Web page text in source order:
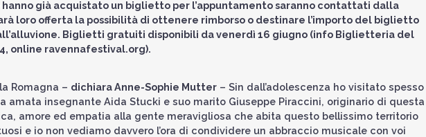
hanno già acquistato un biglietto per l’appuntamento saranno contattati dalla
loro offerta la possibilità di ottenere rimborso o destinare l’importo del biglietto
Biglietti gratuiti disponibili da venerdì 16 giugno (info Biglietteria del
online ravennafestival.org).
Romagna – dichiara Anne-Sophie Mutter – Sin dall’adolescenza ho visitato spesso
amata insegnante Aida Stucki e suo marito Giuseppe Piraccini, originario di questa
amore ed empatia alla gente meravigliosa che abita questo bellissimo territorio
e io non vediamo davvero l’ora di condividere un abbraccio musicale con voi